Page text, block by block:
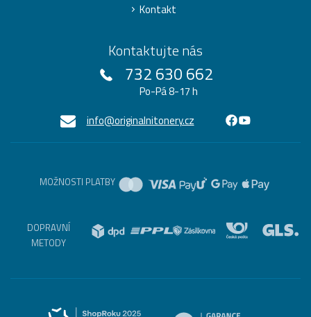
Kontakt
Kontaktujte nás
732 630 662
Po-Pá 8-17 h
info@originalnitonery.cz
MOŽNOSTI PLATBY
DOPRAVNÍ
METODY